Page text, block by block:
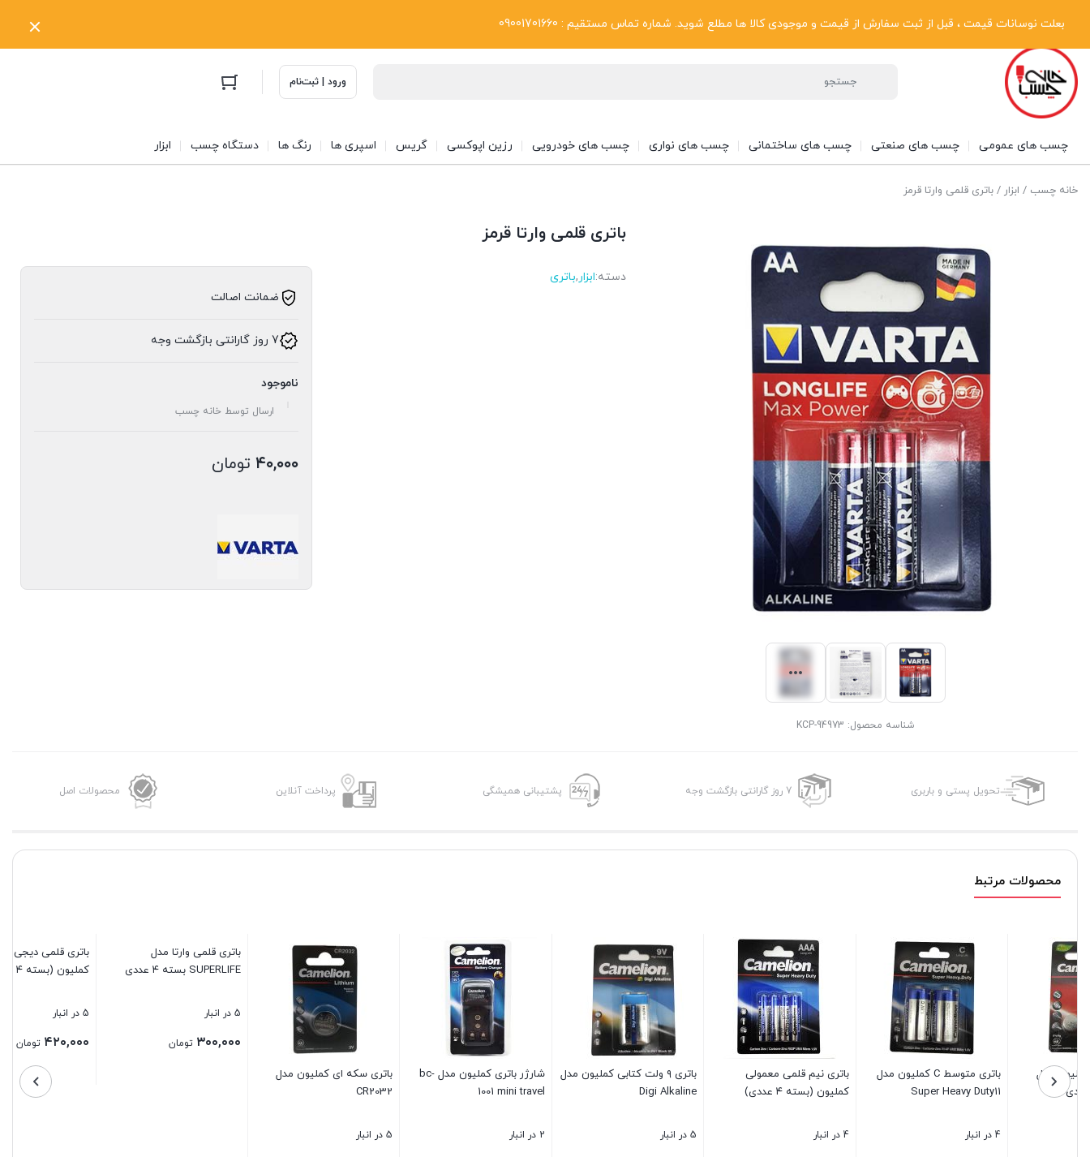
بعلت نوسانات قیمت ، قبل از ثبت سفارش از قیمت و موجودی کالا ها مطلع شوید. شماره تماس مستقیم : 09001701660
پیگیری سفارشات دریافت فاکتور رسمی تماس با ما درباره ما بلاگ
ورود | ثبت‌نام
چسب های عمومی چسب های صنعتی چسب های ساختمانی چسب های نواری چسب های خودرویی رزین اپوکسی گریس اسپری ها رنگ ها دستگاه چسب ابزار
خانه چسب / ابزار / باتری قلمی وارتا قرمز
شناسه محصول: KCP-94973
باتری قلمی وارتا قرمز
دسته:ابزار,باتری
ضمانت اصالت
7 روز گارانتی بازگشت وجه
ناموجود
ارسال توسط خانه چسب
۴۰,۰۰۰ تومان
تحویل پستی و باربری 7 روز گارانتی بازگشت وجه پشتیبانی همیشگی پرداخت آنلاین محصولات اصل
محصولات مرتبط
باتری نیم قلمی معمولی
کملیون (بسته ۴ عددی)
باتری ۹ ولت کتابی کملیون مدل
Digi Alkaline
شارژر باتری کملیون مدل bc-
1001 mini travel
باتری سکه ای کملیون مدل
باتری قلمی وارتا مدل
SUPERLIFE بسته ۴ عددی
5 در انبار
۳۰۰,۰۰۰
باتری قلمی دیجی آلکالاین
کملیون (بسته ۴ عددی)
5 در انبار
۴۲۰,۰۰۰ تومان
باتری نیم قلمی دیجی آلکالاین
کملیون (بسته ۴ عددی)